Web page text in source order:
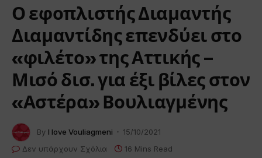
Ο εφοπλιστής Διαμαντής
Διαμαντίδης επενδύει στο
«φιλέτο» της Αττικής –
Μισό δισ. για έξι βίλες στον
«Αστέρα» Βουλιαγμένης
By I love Vouliagmeni
15/10/2021
Δεν υπάρχουν Σχόλια
16 Mins Read